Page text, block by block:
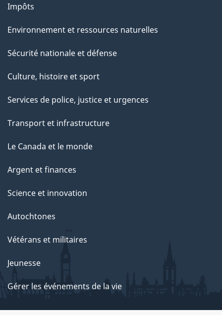
c
e
t
e
a
g
Impôts
Environnement et ressources naturelles
Sécurité nationale et défense
Culture, histoire et sport
Services de police, justice et urgences
Transport et infrastructure
Le Canada et le monde
Argent et finances
Science et innovation
Autochtones
Vétérans et militaires
Jeunesse
Gérer les événements de la vie